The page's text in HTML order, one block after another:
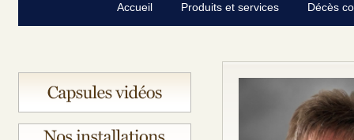
Accueil Produits et services Décès